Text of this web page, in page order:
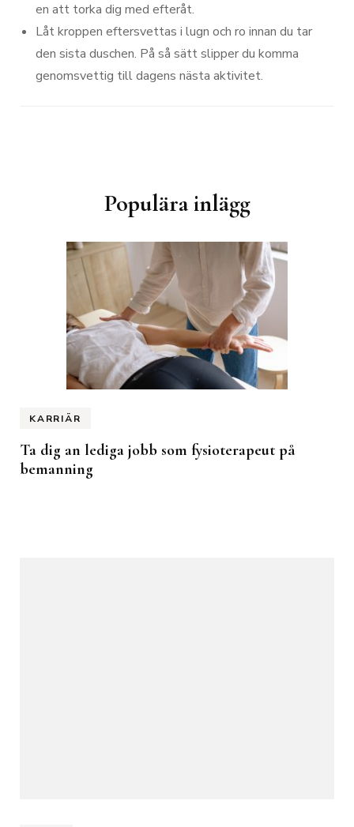
en att torka dig med efteråt.
Låt kroppen eftersvettas i lugn och ro innan du tar
den sista duschen. På så sätt slipper du komma
genomsvettig till dagens nästa aktivitet.
Inläggsnavigering
Populära inlägg
KARRIÄR
Ta dig an lediga jobb som fysioterapeut på
bemanning